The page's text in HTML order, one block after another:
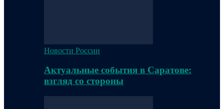
Новости России
Актуальные события в Саратове:
взгляд со стороны